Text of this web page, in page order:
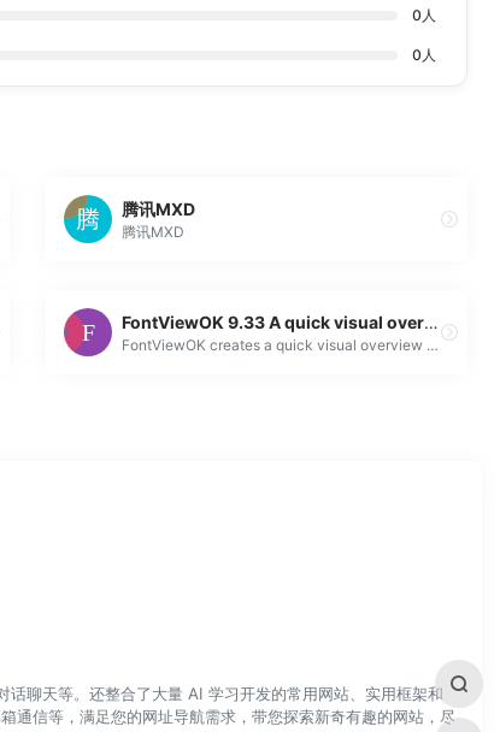
0 人
0 人
腾讯MXD
腾讯MXD
FontViewOK 9.33 A quick visual overview of all installed font
FontViewOK creates a quick visual overview of all installed fonts or fonts from a certain folder and helps to compare the font. You know the problem!
聊天等。还整合了大量 AI 学习开发的常用网站、实用框架和
通信等，满足您的网址导航需求，带您探索新奇有趣的网站，尽